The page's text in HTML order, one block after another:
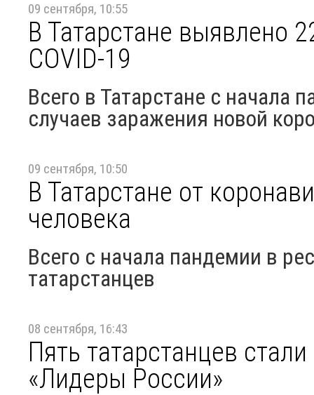
09 сентября, 10:55
В Татарстане выявлено
COVID-19
Всего в Татарстане с начала
случаев заражения новой
09 сентября, 10:50
В Татарстане от
человека
Всего с начала пандемии в
татарстанцев
08 сентября, 16:43
Пять татарстанцев
«Лидеры России»